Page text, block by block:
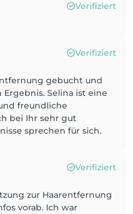
Verifiziert
Verifiziert
gebucht und
Selina ist eine
freundliche
bei Ihr sehr gut
sprechen für sich.
Verifiziert
zur Haarentfernung
vorab. Ich war